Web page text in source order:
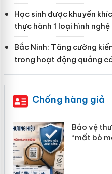
Học sinh được khuyến
thực hành 1 loại hình
Bắc Ninh: Tăng cường
trong hoạt động quảng
Chống hàng giả
Bảo vệ
“mất bò